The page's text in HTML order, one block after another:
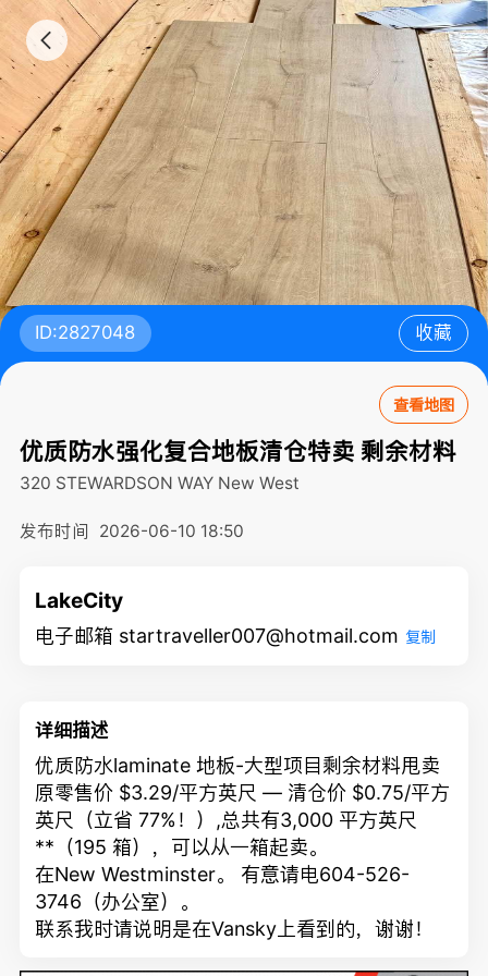
ID:2827048 收藏
查看地图
优质防水强化复合地板清仓特卖 剩余材料
320 STEWARDSON WAY New West
发布时间 2026-06-10 18:50
LakeCity
电子邮箱 startraveller007@hotmail.com 复制
详细描述
优质防水laminate 地板-大型项目剩余材料甩卖
原零售价 $3.29/平方英尺 — 清仓价 $0.75/平方
英尺（立省 77%！）,总共有3,000 平方英尺
**（195 箱），可以从一箱起卖。
在New Westminster。 有意请电604-526-
3746（办公室）。
联系我时请说明是在Vansky上看到的，谢谢！